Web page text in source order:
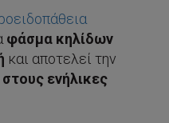
φάσμα κηλίδων
και αποτελεί την
ενήλικες